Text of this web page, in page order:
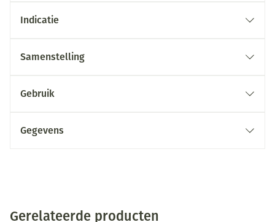
Indicatie
Samenstelling
Gebruik
Gegevens
Gerelateerde producten